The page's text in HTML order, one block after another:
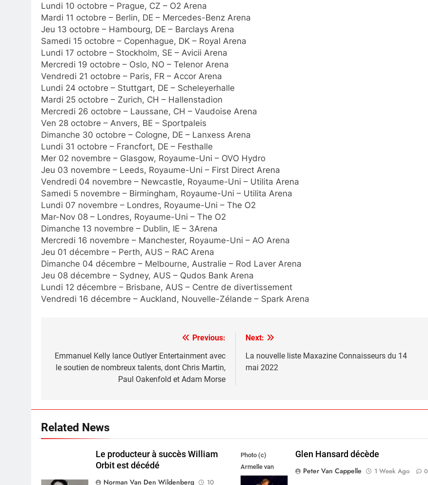
Lundi 10 octobre – Prague, CZ – O2 Arena
Mardi 11 octobre – Berlin, DE – Mercedes-Benz Arena
Jeu 13 octobre – Hambourg, DE – Barclays Arena
Samedi 15 octobre – Copenhague, DK – Royal Arena
Lundi 17 octobre – Stockholm, SE – Avicii Arena
Mercredi 19 octobre – Oslo, NO – Telenor Arena
Vendredi 21 octobre – Paris, FR – Accor Arena
Lundi 24 octobre – Stuttgart, DE – Scheleyerhalle
Mardi 25 octobre – Zurich, CH – Hallenstadion
Mercredi 26 octobre – Laussane, CH – Vaudoise Arena
Ven 28 octobre – Anvers, BE – Sportpaleis
Dimanche 30 octobre – Cologne, DE – Lanxess Arena
Lundi 31 octobre – Francfort, DE – Festhalle
Mer 02 novembre – Glasgow, Royaume-Uni – OVO Hydro
Jeu 03 novembre – Leeds, Royaume-Uni – First Direct Arena
Vendredi 04 novembre – Newcastle, Royaume-Uni – Utilita Arena
Samedi 5 novembre – Birmingham, Royaume-Uni – Utilita Arena
Lundi 07 novembre – Londres, Royaume-Uni – The O2
Mar-Nov 08 – Londres, Royaume-Uni – The O2
Dimanche 13 novembre – Dublin, IE – 3Arena
Mercredi 16 novembre – Manchester, Royaume-Uni – AO Arena
Jeu 01 décembre – Perth, AUS – RAC Arena
Dimanche 04 décembre – Melbourne, Australie – Rod Laver Arena
Jeu 08 décembre – Sydney, AUS – Qudos Bank Arena
Lundi 12 décembre – Brisbane, AUS – Centre de divertissement
Vendredi 16 décembre – Auckland, Nouvelle-Zélande – Spark Arena
navigation
Previous:
Emmanuel Kelly lance Outlyer Entertainment avec
le soutien de nombreux talents, dont Chris Martin,
Paul Oakenfold et Adam Morse
Next:
La nouvelle liste Maxazine Connaisseurs du 14
mai 2022
Related News
Le producteur à succès William
Orbit est décédé
Norman Van Den Wildenberg
10
Photo (c)
Armelle van
Helden,
Glen Hansard décède
Peter Van Cappelle
1 Week Ago 0